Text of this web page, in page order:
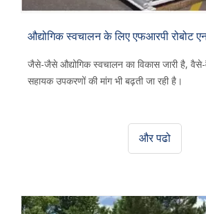
जैसे-जैसे औद्योगिक स्वचालन का विकास जारी है, वैसे-
सहायक उपकरणों की मांग भी बढ़ती जा रही है।
और पढो